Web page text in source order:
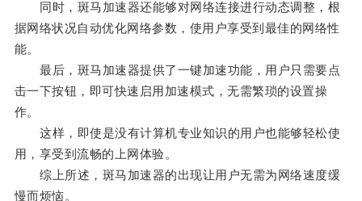
同时，斑马加速器还能够对网络连接进行动态调整，根
据网络状况自动优化网络参数，使用户享受到最佳的网络性
能。
最后，斑马加速器提供了一键加速功能，用户只需要点
击一下按钮，即可快速启用加速模式，无需繁琐的设置操
作。
这样，即使是没有计算机专业知识的用户也能够轻松使
用，享受到流畅的上网体验。
综上所述，斑马加速器的出现让用户无需为网络速度缓
慢而烦恼。